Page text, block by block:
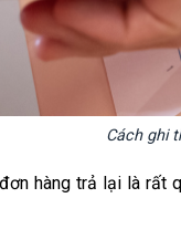
Cách ghi
hàng trả lại là rất